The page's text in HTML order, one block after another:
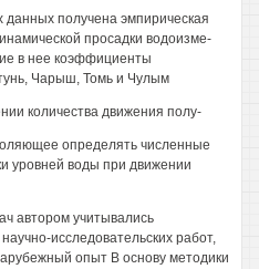
получена эмпирическая
просадки водоизме-
в нее коэффициенты
Чарыш, Томь и Чулым
количества движения полу-
определять численные
уровней воды при движении
автором учитывались
исследовательских работ,
опыт В основу методики